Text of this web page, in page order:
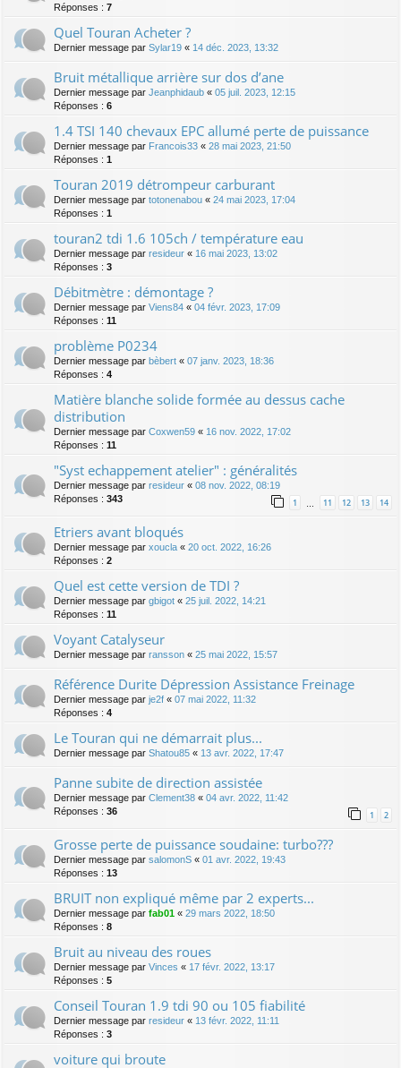
Réponses : 7
Quel Touran Acheter ?
Dernier message par Sylar19 « 14 déc. 2023, 13:32
Bruit métallique arrière sur dos d’ane
Dernier message par Jeanphidaub « 05 juil. 2023, 12:15
Réponses : 6
1.4 TSI 140 chevaux EPC allumé perte de puissance
Dernier message par Francois33 « 28 mai 2023, 21:50
Réponses : 1
Touran 2019 détrompeur carburant
Dernier message par totonenabou « 24 mai 2023, 17:04
Réponses : 1
touran2 tdi 1.6 105ch / température eau
Dernier message par resideur « 16 mai 2023, 13:02
Réponses : 3
Débitmètre : démontage ?
Dernier message par Viens84 « 04 févr. 2023, 17:09
Réponses : 11
problème P0234
Dernier message par bèbert « 07 janv. 2023, 18:36
Réponses : 4
Matière blanche solide formée au dessus cache
distribution
Dernier message par Coxwen59 « 16 nov. 2022, 17:02
Réponses : 11
"Syst echappement atelier" : généralités
Dernier message par resideur « 08 nov. 2022, 08:19
Réponses : 343 1 11 12 13 14
Etriers avant bloqués
Dernier message par xoucla « 20 oct. 2022, 16:26
Réponses : 2
Quel est cette version de TDI ?
Dernier message par gbigot « 25 juil. 2022, 14:21
Réponses : 11
Voyant Catalyseur
Dernier message par ransson « 25 mai 2022, 15:57
Référence Durite Dépression Assistance Freinage
Dernier message par je2f « 07 mai 2022, 11:32
Réponses : 4
Le Touran qui ne démarrait plus...
Dernier message par Shatou85 « 13 avr. 2022, 17:47
Panne subite de direction assistée
Dernier message par Clement38 « 04 avr. 2022, 11:42
Réponses : 36 1 2
Grosse perte de puissance soudaine: turbo???
Dernier message par salomonS « 01 avr. 2022, 19:43
Réponses : 13
BRUIT non expliqué même par 2 experts...
Dernier message par fab01 « 29 mars 2022, 18:50
Réponses : 8
Bruit au niveau des roues
Dernier message par Vinces « 17 févr. 2022, 13:17
Réponses : 5
Conseil Touran 1.9 tdi 90 ou 105 fiabilité
Dernier message par resideur « 13 févr. 2022, 11:11
Réponses : 3
voiture qui broute